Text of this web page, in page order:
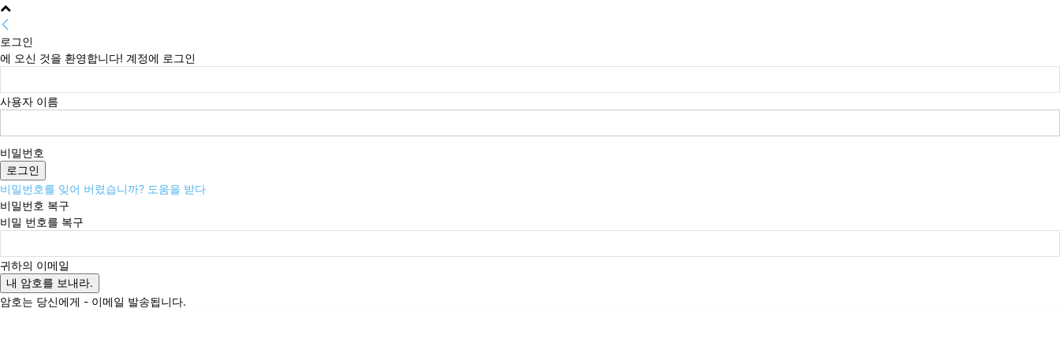
로그인
에 오신 것을 환영합니다! 계정에 로그인
사용자 이름
비밀번호
비밀번호를 잊어 버렸습니까? 도움을 받다
비밀번호 복구
비밀 번호를 복구
귀하의 이메일
암호는 당신에게 - 이메일 발송됩니다.